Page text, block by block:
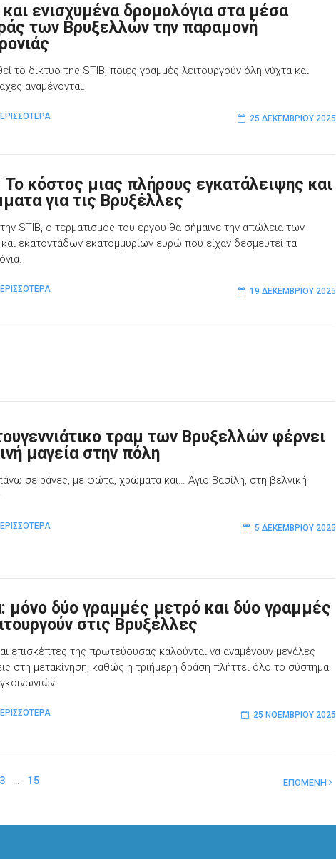
ενισχυμένα δρομολόγια στα μέσα
των Βρυξελλών την παραμονή
το δίκτυο της STIB, ποιες γραμμές λειτουργούν όλη νύχτα και
αναμένονται.
25 ΔΕΚΕΜΒΡΊΟΥ 2025
κόστος μιας πλήρους εγκατάλειψης και
για τις Βρυξέλλες
STIB, ο τερματισμός του έργου θα σήμαινε την απώλεια των
εκατοντάδων εκατομμυρίων ευρώ που είχαν δεσμευτεί τα
19 ΔΕΚΕΜΒΡΊΟΥ 2025
τραμ των Βρυξελλών φέρνει
μαγεία στην πόλη
σε ράγες, με φώτα, χρώματα και… Άγιο Βασίλη, στη βελγική
5 ΔΕΚΕΜΒΡΊΟΥ 2025
μόνο δύο γραμμές μετρό και δύο γραμμές
στις Βρυξέλλες
επισκέπτες της πρωτεύουσας καλούνται να αναμένουν μεγάλες
στη μετακίνηση, καθώς η τριήμερη δράση πλήττει όλο το σύστημα
25 ΝΟΕΜΒΡΊΟΥ 2025
3 … 15 ΕΠΟΜΕΝΗ